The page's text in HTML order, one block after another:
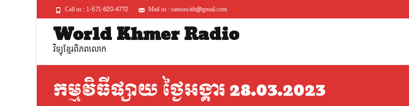
Call us : 1-571-620-4772 Mail us : sansuwith@gmail.com
World Khmer Radio
វិទ្យុខ្មែរពិភពលោក
កម្មវិធីផ្សាយ ថ្ងៃអង្គារ 28.03.2023